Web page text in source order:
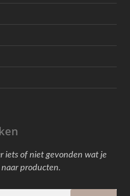
iets of niet gevonden wat je
producten.